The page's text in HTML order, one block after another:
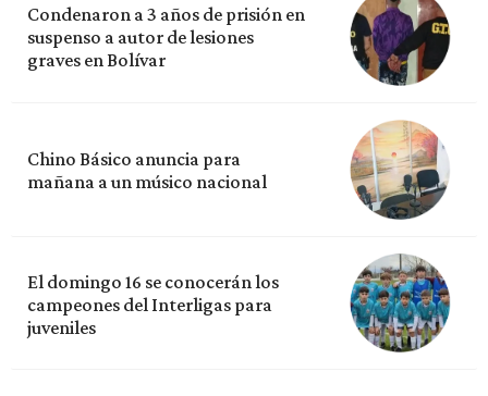
Condenaron a 3 años de prisión en
suspenso a autor de lesiones
graves en Bolívar
Chino Básico anuncia para
mañana a un músico nacional
El domingo 16 se conocerán los
campeones del Interligas para
juveniles